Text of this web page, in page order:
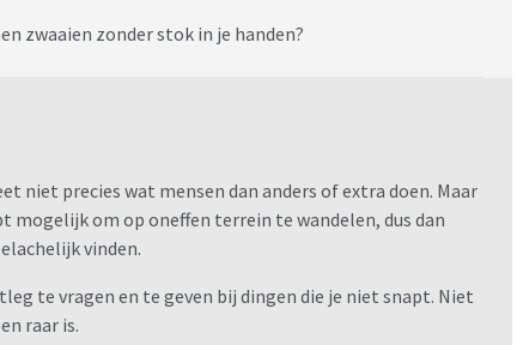
zwaaien zonder stok in je handen?
niet precies wat mensen dan anders of extra doen. Maar
mogelijk om op oneffen terrein te wandelen, dus dan
vinden.
te vragen en te geven bij dingen die je niet snapt. Niet
raar is.